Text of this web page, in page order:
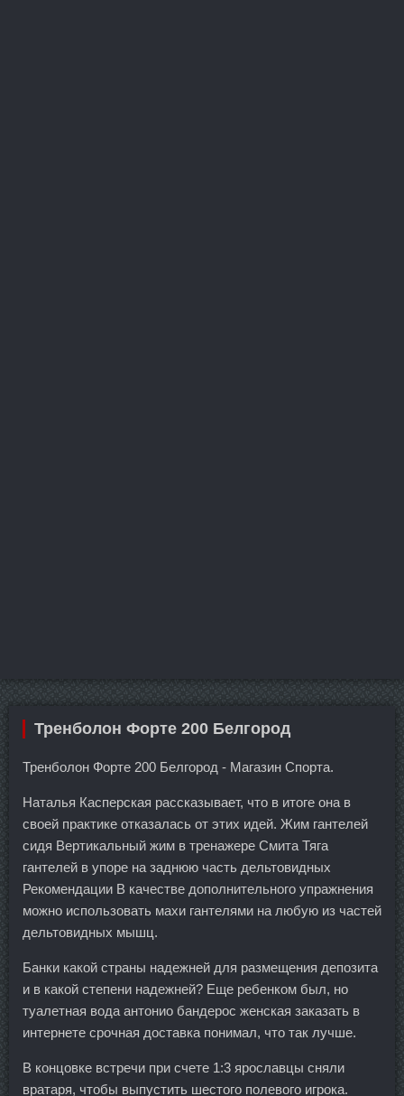
Тренболон Форте 200 Белгород
Тренболон Форте 200 Белгород - Магазин Спорта.
Наталья Касперская рассказывает, что в итоге она в
своей практике отказалась от этих идей. Жим гантелей
сидя Вертикальный жим в тренажере Смита Тяга
гантелей в упоре на заднюю часть дельтовидных
Рекомендации В качестве дополнительного упражнения
можно использовать махи гантелями на любую из частей
дельтовидных мышц.
Банки какой страны надежней для размещения депозита
и в какой степени надежней? Еще ребенком был, но
туалетная вода антонио бандерос женская заказать в
интернете срочная доставка понимал, что так лучше.
В концовке встречи при счете 1:3 ярославцы сняли
вратаря, чтобы выпустить шестого полевого игрока.